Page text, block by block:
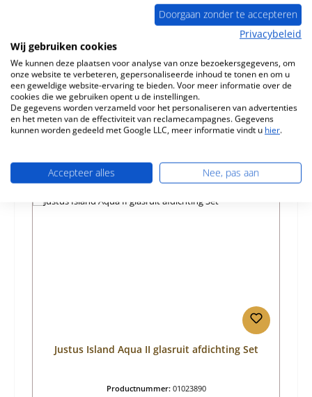
Justus Island Aqua II De structuur en de kleur van dit
Informatie over productveiligheid
Productgalerij overslaan
Vergelijkbare producten
Justus Island Aqua II glasruit afdichting Set
Productnummer: 01023890
Doorgaan zonder te accepteren
Privacybeleid
Wij gebruiken cookies
We kunnen deze plaatsen voor analyse van onze bezoekersgegevens, om
onze website te verbeteren, gepersonaliseerde inhoud te tonen en om u
een geweldige website-ervaring te bieden. Voor meer informatie over de
cookies die we gebruiken opent u de instellingen.
De gegevens worden verzameld voor het personaliseren van advertenties
en het meten van de effectiviteit van reclamecampagnes. Gegevens
kunnen worden gedeeld met Google LLC, meer informatie vindt u hier.
Accepteer alles Nee, pas aan